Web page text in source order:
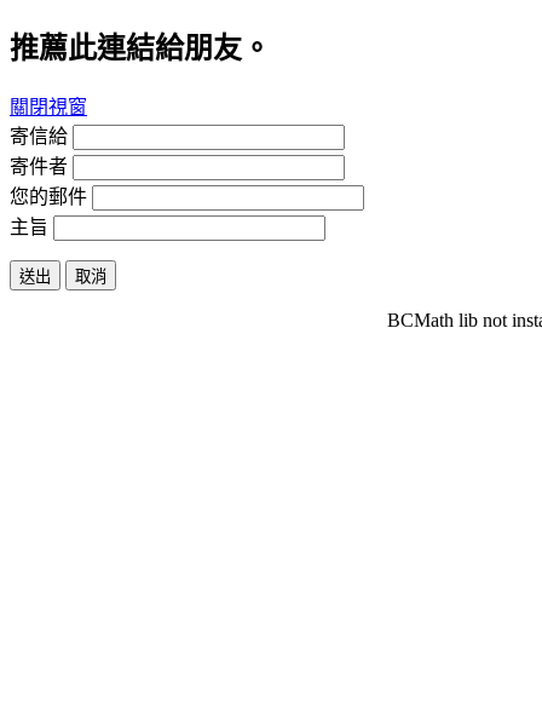
推薦此連結給朋友。
關閉視窗
寄信給
寄件者
您的郵件
主旨
送出 取消
BCMath lib not